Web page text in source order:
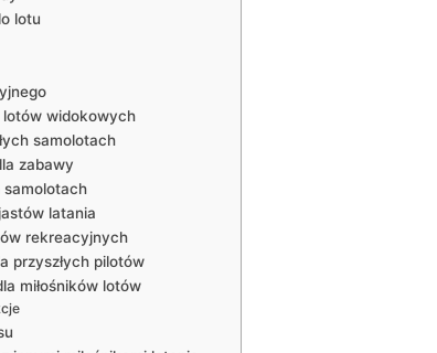
lotu
⁣lotów widokowych
samolotach
‌zabawy
samolotach
latania
rekreacyjnych
przyszłych pilotów
miłośników​ lotów